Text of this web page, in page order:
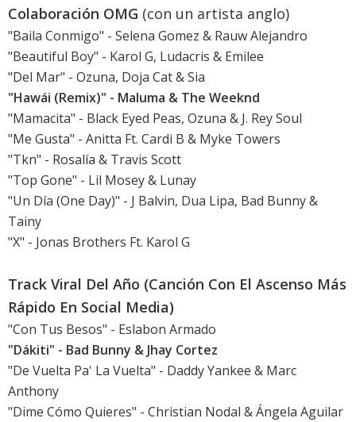
Colaboración OMG (con un artista anglo)
"Baila Conmigo" - Selena Gomez & Rauw Alejandro
"Beautiful Boy" - Karol G, Ludacris & Emilee
"Del Mar" - Ozuna, Doja Cat & Sia
"Hawái (Remix)" - Maluma & The Weeknd
"Mamacita" - Black Eyed Peas, Ozuna & J. Rey Soul
"Me Gusta" - Anitta Ft. Cardi B & Myke Towers
"Tkn" - Rosalía & Travis Scott
"Top Gone" - Lil Mosey & Lunay
"Un Día (One Day)" - J Balvin, Dua Lipa, Bad Bunny &
Tainy
"X" - Jonas Brothers Ft. Karol G
Track Viral Del Año (Canción Con El Ascenso Más
Rápido En Social Media)
"Con Tus Besos" - Eslabon Armado
"Dákiti" - Bad Bunny & Jhay Cortez
"De Vuelta Pa' La Vuelta" - Daddy Yankee & Marc
Anthony
"Dime Cómo Quieres" - Christian Nodal & Ángela Aguilar